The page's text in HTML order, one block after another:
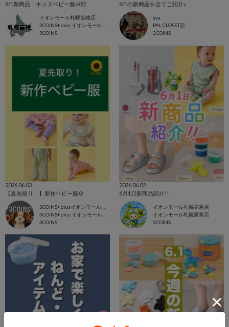
6/1新商品 キッズベビー服👶🏻
イオンモール札幌苗穂店
3COINS+plus イオンモール札幌苗穂店
3COINS
6/1の新商品を全てご紹介♪
aya
PAL CLOSET店
3COINS
2026.06.03
【夏先取り！】新作ベビー服🌻
3COINS+plusイオンモール東浦店
3COINS+plus イオンモール東浦店
3COINS
2026.06.02
6月1日新商品紹介!!
イオンモール札幌発寒店
イオンモール札幌発寒店
3COINS